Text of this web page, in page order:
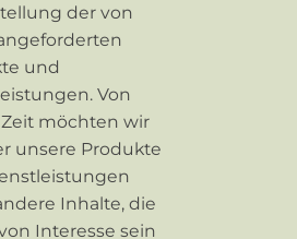
der von
und
Von
möchten wir
unsere Produkte
Inhalte, die
Interesse sein